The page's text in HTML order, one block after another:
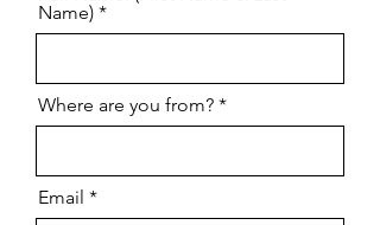
Name)
Where are you from?
Email